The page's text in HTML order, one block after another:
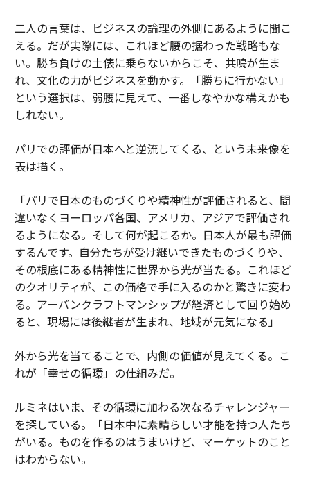
二人の言葉は、ビジネスの論理の外側にあるように聞こ
える。だが実際には、これほど腰の据わった戦略もな
い。勝ち負けの土俵に乗らないからこそ、共鳴が生ま
れ、文化の力がビジネスを動かす。「勝ちに行かない」
という選択は、弱腰に見えて、一番しなやかな構えかも
しれない。
パリでの評価が日本へと逆流してくる、という未来像を
表は描く。
「パリで日本のものづくりや精神性が評価されると、間
違いなくヨーロッパ各国、アメリカ、アジアで評価され
るようになる。そして何が起こるか。日本人が最も評価
するんです。自分たちが受け継いできたものづくりや、
その根底にある精神性に世界から光が当たる。これほど
のクオリティが、この価格で手に入るのかと驚きに変わ
る。アーバンクラフトマンシップが経済として回り始め
ると、現場には後継者が生まれ、地域が元気になる」
外から光を当てることで、内側の価値が見えてくる。こ
れが「幸せの循環」の仕組みだ。
ルミネはいま、その循環に加わる次なるチャレンジャー
を探している。「日本中に素晴らしい才能を持つ人たち
がいる。ものを作るのはうまいけど、マーケットのこと
はわからない。